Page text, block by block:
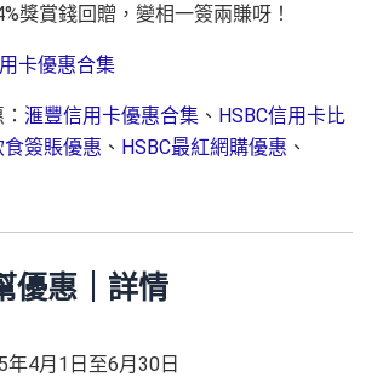
獎賞錢回贈，變相一簽兩賺呀！
卡優惠合集
滙豐信用卡優惠合集 、 HSBC信用卡比
食簽賬優惠 、 HSBC最紅網購優惠 、
優惠｜詳情
年4月1日至6月30日